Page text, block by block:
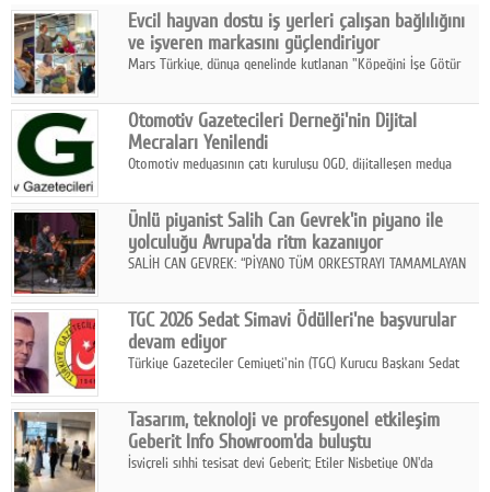
Facebook
Diziler
Karikatür
Youtube
Polemik
Reklam
Yazarlar
Künye
SOSYAL MEDYA
Facebook
Twitter
Evcil hayvan dostu iş yerleri çalışan bağlılığını
ve işveren markasını güçlendiriyor
Mars Türkiye, dünya genelinde kutlanan "Köpeğini İşe Götür
çalışan bağlılığı, iyi olma hali ve işveren markası üzerindeki
etkisine dikkat çekti.
Otomotiv Gazetecileri Derneği'nin Dijital
Mecraları Yenilendi
Otomotiv medyasının çatı kuruluşu OGD, dijitalleşen medya
hedefiyle internet sitesini ve sosyal medya kanallarını yeniledi.
Ünlü piyanist Salih Can Gevrek'in piyano ile
yolculuğu Avrupa'da ritm kazanıyor
SALİH CAN GEVREK: “PİYANO TÜM ORKESTRAYI TAMAMLAYAN
ETKİ YARATIYOR"
TGC 2026 Sedat Simavi Ödülleri'ne başvurular
devam ediyor
Türkiye Gazeteciler Cemiyeti'nin (TGC) Kurucu Başkanı Sedat
Tasarım, teknoloji ve profesyonel etkileşim
Geberit Info Showroom'da buluştu
İsviçreli sıhhi tesisat devi Geberit; Etiler Nisbetiye ON'da